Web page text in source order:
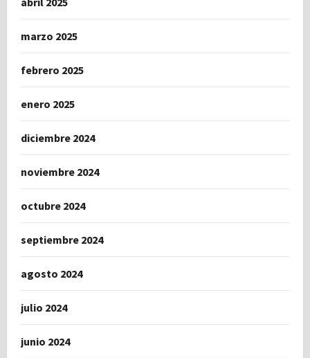
marzo 2025
febrero 2025
enero 2025
diciembre 2024
noviembre 2024
octubre 2024
septiembre 2024
agosto 2024
julio 2024
junio 2024